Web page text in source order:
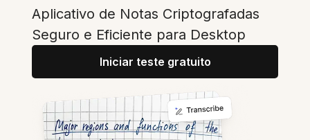
Aplicativo de Notas Criptografadas
Seguro e Eficiente para Desktop
Iniciar teste gratuito